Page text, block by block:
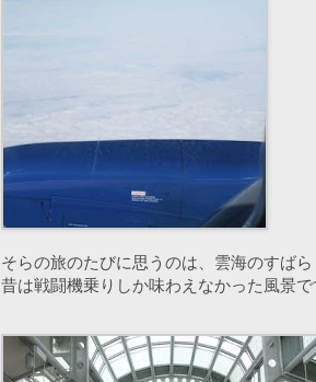
そらの旅のたびに思うのは、雲海のすば
昔は戦闘機乗りしか味わえなかった風景